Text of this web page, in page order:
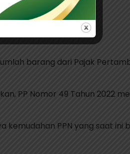
barang dari Pajak
PP Nomor 49 Tahun 2022
PPN yang saat ini